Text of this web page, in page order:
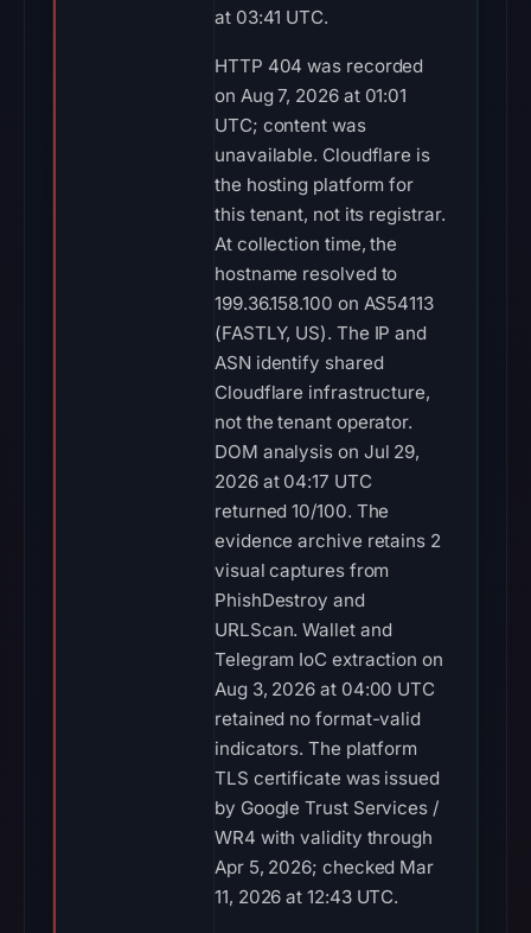
at 03:41 UTC.
HTTP 404 was recorded
on Aug 7, 2026 at 01:01
UTC; content was
unavailable. Cloudflare is
the hosting platform for
this tenant, not its registrar.
At collection time, the
hostname resolved to
199.36.158.100 on AS54113
(FASTLY, US). The IP and
ASN identify shared
Cloudflare infrastructure,
not the tenant operator.
DOM analysis on Jul 29,
2026 at 04:17 UTC
returned 10/100. The
evidence archive retains 2
visual captures from
PhishDestroy and
URLScan. Wallet and
Telegram IoC extraction on
Aug 3, 2026 at 04:00 UTC
retained no format-valid
indicators. The platform
TLS certificate was issued
by Google Trust Services /
WR4 with validity through
Apr 5, 2026; checked Mar
11, 2026 at 12:43 UTC.